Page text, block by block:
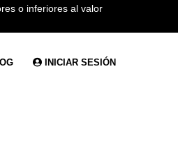
o inferiores al valor
INICIAR SESIÓN